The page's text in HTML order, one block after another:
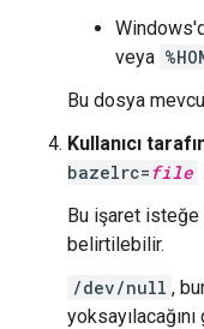
veya
Bu dosya
Kullanıcı
bazelrc=file
Bu işaret isteğe
belirtilebilir.
/dev/null ,